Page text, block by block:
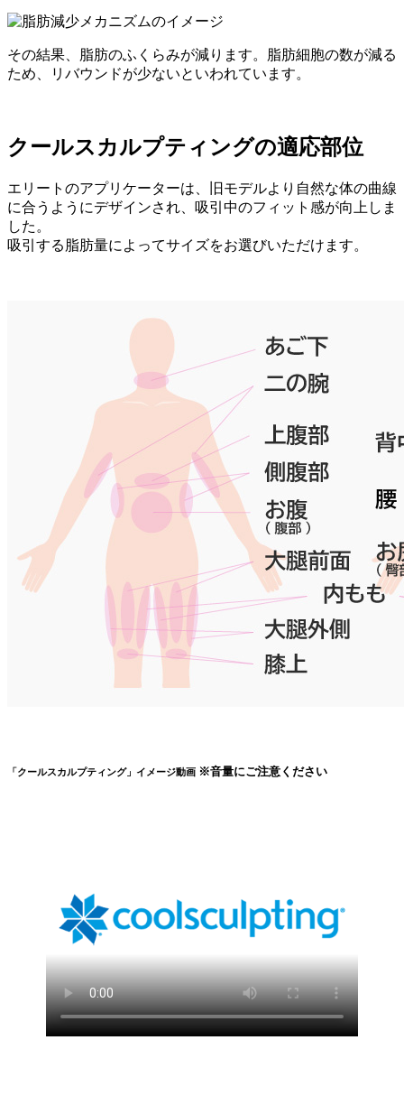
その結果、脂肪のふくらみが減ります。脂肪細胞の数が減る
ため、リバウンドが少ないといわれています。
クールスカルプティングの適応部位
エリートのアプリケーターは、旧モデルより自然な体の曲線
に合うようにデザインされ、吸引中のフィット感が向上しま
した。
吸引する脂肪量によってサイズをお選びいただけます。
「クールスカルプティング」イメージ動画 ※音量にご注意ください